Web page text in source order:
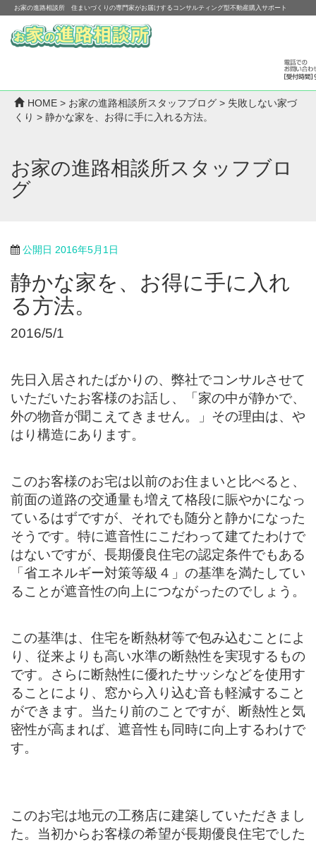
お家の進路相談所 住まいづくりの専門家がお届けするコンサルティング型不動産購入サポート
HOME > お家の進路相談所スタッフブログ > 失敗しない家づ
くり > 静かな家を、お得に手に入れる方法。
お家の進路相談所スタッフブロ
グ
公開日 2016年5月1日
静かな家を、お得に手に入れ
る方法。
2016/5/1
先日入居されたばかりの、弊社でコンサルさせて
いただいたお客様のお話し、「家の中が静かで、
外の物音が聞こえてきません。」その理由は、や
はり構造にあります。
このお客様のお宅は以前のお住まいと比べると、
前面の道路の交通量も増えて格段に賑やかになっ
ているはずですが、それでも随分と静かになった
そうです。特に遮音性にこだわって建てたわけで
はないですが、長期優良住宅の認定条件でもある
「省エネルギー対策等級４」の基準を満たしてい
ることが遮音性の向上につながったのでしょう。
この基準は、住宅を断熱材等で包み込むことによ
り、従来よりも高い水準の断熱性を実現するもの
です。さらに断熱性に優れたサッシなどを使用す
ることにより、窓から入り込む音も軽減すること
ができます。当たり前のことですが、断熱性と気
密性が高まれば、遮音性も同時に向上するわけで
す。
このお宅は地元の工務店に建築していただきまし
た。当初からお客様の希望が長期優良住宅でした